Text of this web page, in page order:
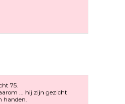
75.
... hij zijn gezicht
handen.